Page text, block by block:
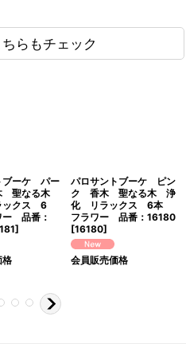
らもチェック
ブーケ パー
聖なる木
ックス 6
品番：
]
格
パロサントブーケ ピン
ク 香木 聖なる木 浄
化 リラックス 6本
フラワー 品番：16180
[16180]
会員販売価格